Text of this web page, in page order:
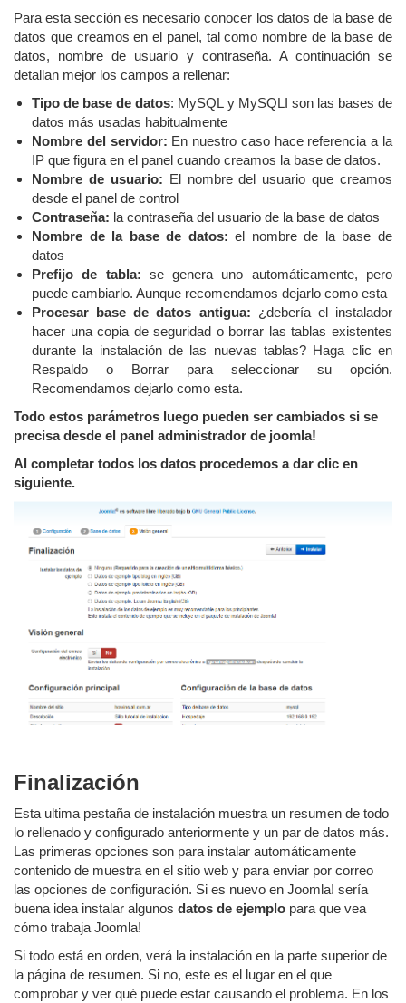
Para esta sección es necesario conocer los datos de la base de
datos que creamos en el panel, tal como nombre de la base de
datos, nombre de usuario y contraseña. A continuación se
detallan mejor los campos a rellenar:
Tipo de base de datos: MySQL y MySQLI son las bases de
datos más usadas habitualmente
Nombre del servidor: En nuestro caso hace referencia a la
IP que figura en el panel cuando creamos la base de datos.
Nombre de usuario: El nombre del usuario que creamos
desde el panel de control
Contraseña: la contraseña del usuario de la base de datos
Nombre de la base de datos: el nombre de la base de
datos
Prefijo de tabla: se genera uno automáticamente, pero
puede cambiarlo. Aunque recomendamos dejarlo como esta
Procesar base de datos antigua: ¿debería el instalador
hacer una copia de seguridad o borrar las tablas existentes
durante la instalación de las nuevas tablas? Haga clic en
Respaldo o Borrar para seleccionar su opción.
Recomendamos dejarlo como esta.
Todo estos parámetros luego pueden ser cambiados si se
precisa desde el panel administrador de joomla!
Al completar todos los datos procedemos a dar clic en
siguiente.
Finalización
Esta ultima pestaña de instalación muestra un resumen de todo
lo rellenado y configurado anteriormente y un par de datos más.
Las primeras opciones son para instalar automáticamente
contenido de muestra en el sitio web y para enviar por correo
las opciones de configuración. Si es nuevo en Joomla! sería
buena idea instalar algunos datos de ejemplo para que vea
cómo trabaja Joomla!
Si todo está en orden, verá la instalación en la parte superior de
la página de resumen. Si no, este es el lugar en el que
comprobar y ver qué puede estar causando el problema. En los